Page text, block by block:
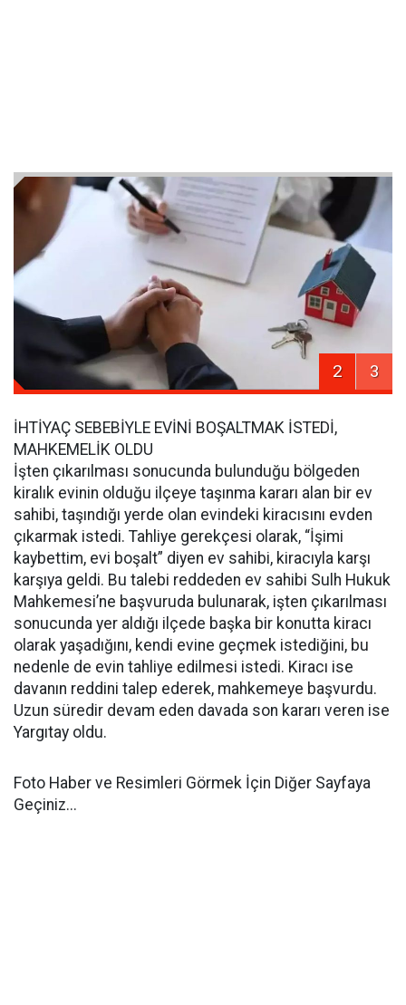
2 3
İHTİYAÇ SEBEBİYLE EVİNİ BOŞALTMAK İSTEDİ,
MAHKEMELİK OLDU
İşten çıkarılması sonucunda bulunduğu bölgeden
kiralık evinin olduğu ilçeye taşınma kararı alan bir ev
sahibi, taşındığı yerde olan evindeki kiracısını evden
çıkarmak istedi. Tahliye gerekçesi olarak, “İşimi
kaybettim, evi boşalt” diyen ev sahibi, kiracıyla karşı
karşıya geldi. Bu talebi reddeden ev sahibi Sulh Hukuk
Mahkemesi’ne başvuruda bulunarak, işten çıkarılması
sonucunda yer aldığı ilçede başka bir konutta kiracı
olarak yaşadığını, kendi evine geçmek istediğini, bu
nedenle de evin tahliye edilmesi istedi. Kiracı ise
davanın reddini talep ederek, mahkemeye başvurdu.
Uzun süredir devam eden davada son kararı veren ise
Yargıtay oldu.
Foto Haber ve Resimleri Görmek İçin Diğer Sayfaya
Geçiniz...